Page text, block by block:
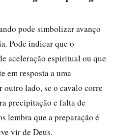
pode simbolizar avanço
Pode indicar que o
aceleração espiritual ou que
em resposta a uma
outro lado, se o cavalo corre
precipitação e falta de
lembra que a preparação é
vir de Deus.